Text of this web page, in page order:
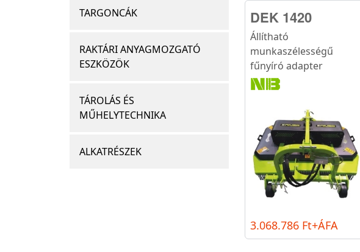
TARGONCÁK
RAKTÁRI ANYAGMOZGATÓ
ESZKÖZÖK
TÁROLÁS ÉS
MŰHELYTECHNIKA
ALKATRÉSZEK
DEK 1420
Állítható
munkaszélességű
fűnyíró adapter
3.068.786 Ft+ÁFA